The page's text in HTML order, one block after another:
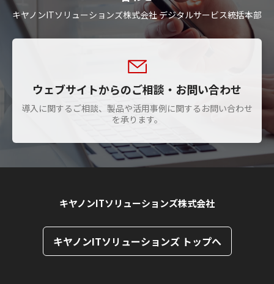
キヤノンITソリューションズ株式会社 デジタルサービス統括本部
ウェブサイトからのご相談・お問い合わせ
導入に関するご相談、製品や活用事例に関するお問い合わせ
を承ります。
キヤノンITソリューションズ株式会社
キヤノンITソリューションズ トップへ